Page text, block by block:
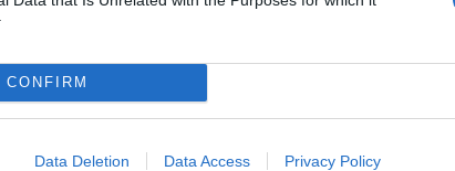
CONFIRM
Data Deletion Data Access Privacy Policy